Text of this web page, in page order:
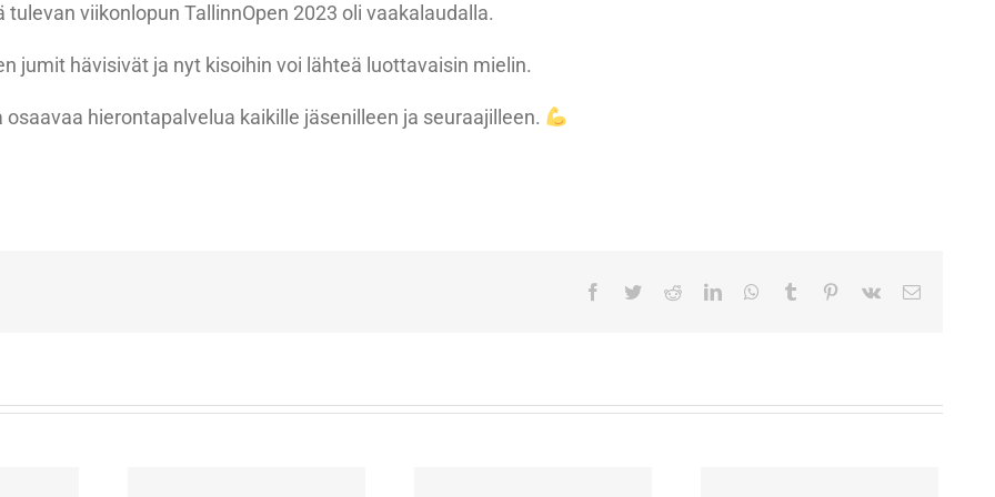
viikonlopun TallinnOpen 2023 oli vaakalaudalla.
jumit hävisivät ja nyt kisoihin voi lähteä luottavaisin mielin.
hierontapalvelua kaikille jäsenilleen ja seuraajilleen.
Facebook
TwitterRedditLinkedInWhatsApp
Tumblr Pinterest
Vk